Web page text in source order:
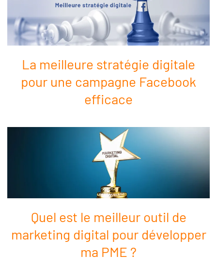
La meilleure stratégie digitale
pour une campagne Facebook
efficace
Quel est le meilleur outil de
marketing digital pour développer
ma PME ?